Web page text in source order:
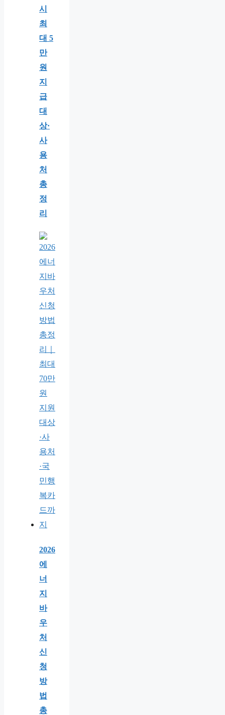
시
최
대 5
만
원
지
급
대
상·
사
용
처
총
정
리
2026
에
너
지
바
우
처
신
청
방
법
총